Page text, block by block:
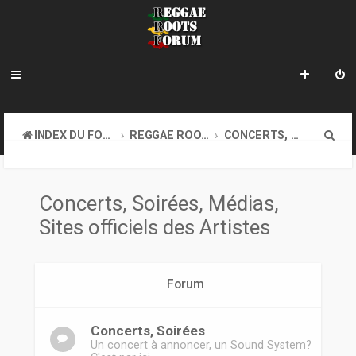
INDEX DU FORUM REGGAE ROOTS MUSIC CONCERTS, SOIRÉES, MÉDIAS, SITES OFFICIELS DES ARTISTES
Concerts, Soirées, Médias,
Sites officiels des Artistes
Forum
Concerts, Soirées
Un concert à annoncer, un Sound System?